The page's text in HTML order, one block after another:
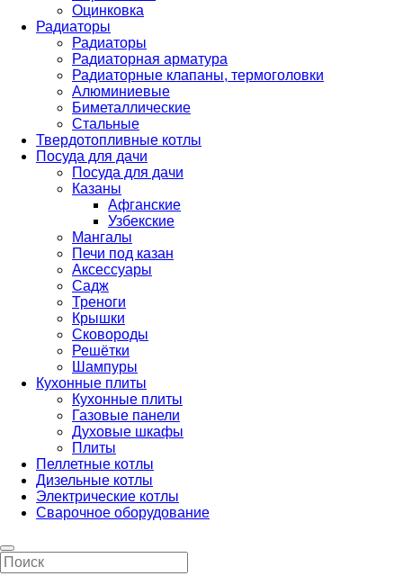
Оцинковка
Радиаторы
Радиаторы
Радиаторная арматура
Радиаторные клапаны, термоголовки
Алюминиевые
Биметаллические
Стальные
Твердотопливные котлы
Посуда для дачи
Посуда для дачи
Казаны
Афганские
Узбекские
Мангалы
Печи под казан
Аксессуары
Садж
Треноги
Крышки
Сковороды
Решётки
Шампуры
Кухонные плиты
Кухонные плиты
Газовые панели
Духовые шкафы
Плиты
Пеллетные котлы
Дизельные котлы
Электрические котлы
Сварочное оборудование